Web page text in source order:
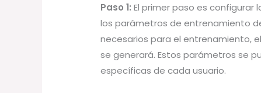
Paso 1: El primer paso es configurar
los parámetros de entrenamiento
necesarios para el entrenamiento,
se generará. Estos parámetros se
específicas de cada usuario.